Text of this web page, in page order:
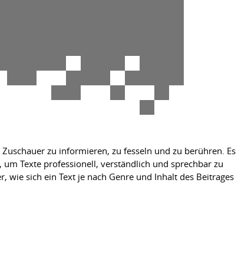
zu informieren, zu fesseln und zu berühren. Es
Texte professionell, verständlich und sprechbar zu
sich ein Text je nach Genre und Inhalt des Beitrages